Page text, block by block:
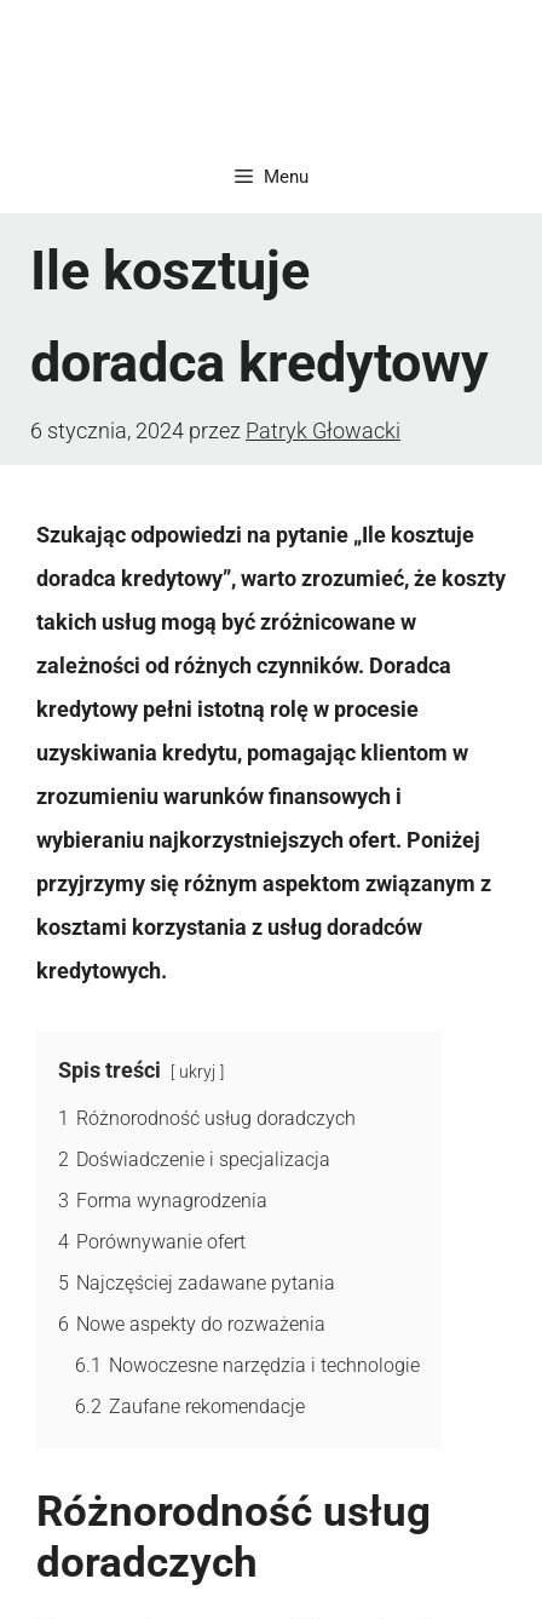
Menu
Ile kosztuje
doradca kredytowy
6 stycznia, 2024 przez Patryk Głowacki
Szukając odpowiedzi na pytanie „Ile kosztuje
doradca kredytowy”, warto zrozumieć, że koszty
takich usług mogą być zróżnicowane w
zależności od różnych czynników. Doradca
kredytowy pełni istotną rolę w procesie
uzyskiwania kredytu, pomagając klientom w
zrozumieniu warunków finansowych i
wybieraniu najkorzystniejszych ofert. Poniżej
przyjrzymy się różnym aspektom związanym z
kosztami korzystania z usług doradców
kredytowych.
Spis treści ukryj
1 Różnorodność usług doradczych
2 Doświadczenie i specjalizacja
3 Forma wynagrodzenia
4 Porównywanie ofert
5 Najczęściej zadawane pytania
6 Nowe aspekty do rozważenia
6.1 Nowoczesne narzędzia i technologie
6.2 Zaufane rekomendacje
Różnorodność usług
doradczych